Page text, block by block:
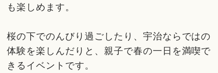
も楽しめます。
桜の下でのんびり過ごしたり、宇治ならではの
体験を楽しんだりと、親子で春の一日を満喫で
きるイベントです。